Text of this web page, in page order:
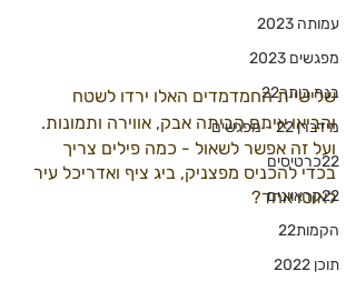
עמותה 2023
מפגשים 2023
בנה ביתך22
מידברן 22 - מפגשים
22כרטיסים
22קראוונים
הקמות22
תוכן 2022
שלישיית החמדמדים האלו ירדו לשטח
והביאו איתם הביתה אבק, אווירה ותמונות.
ועל זה אפשר לשאול - כמה פילים צריך
בכדי להכניס מפצניק, ביג ציף ואדריכל עיר
לאוטו אחד?